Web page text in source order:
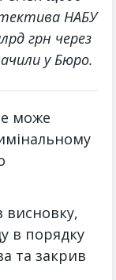
НАБУ
грн через
у Бюро.
може
висновку,
в порядку
та закрив